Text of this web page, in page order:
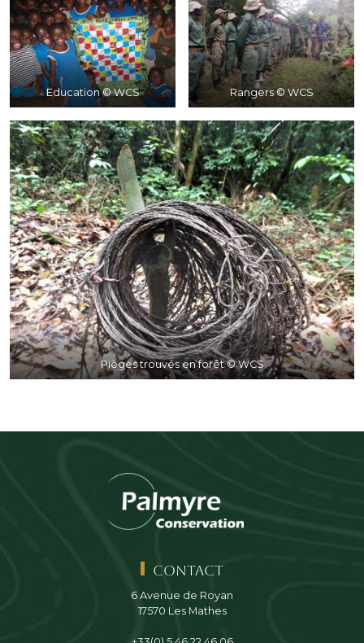
Education © WCS Rangers © WCS
Pièges trouvés en forêt © WCS
Contact
6 Avenue de Royan
17570 Les Mathes